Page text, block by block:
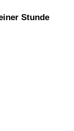
Stunde